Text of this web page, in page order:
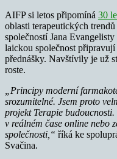
AIFP si letos připomíná 30
oblasti terapeutických
společností Jana
laickou společnost
přednášky. Navštívily je už
roste.
„Principy moderní
srozumitelné. Jsem proto
projekt Terapie
v reálném čase online nebo
společnosti,“ říká ke
Svačina.